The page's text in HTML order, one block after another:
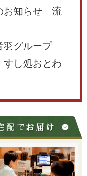
お知らせ 流
羽グループ
し処おとわ